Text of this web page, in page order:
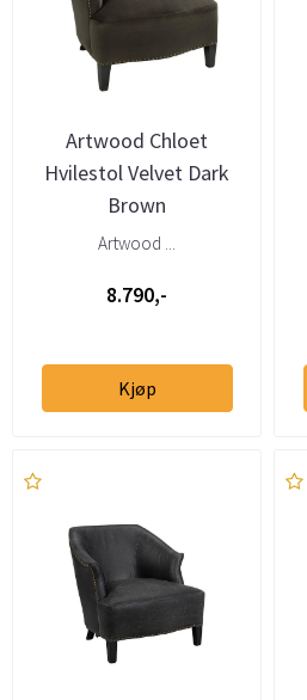
Artwood Chloet
Hvilestol Velvet Dark
Brown
Artwood ...
8.790,-
Kjøp